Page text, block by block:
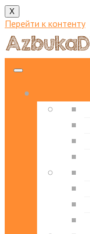
X
Перейти к контенту